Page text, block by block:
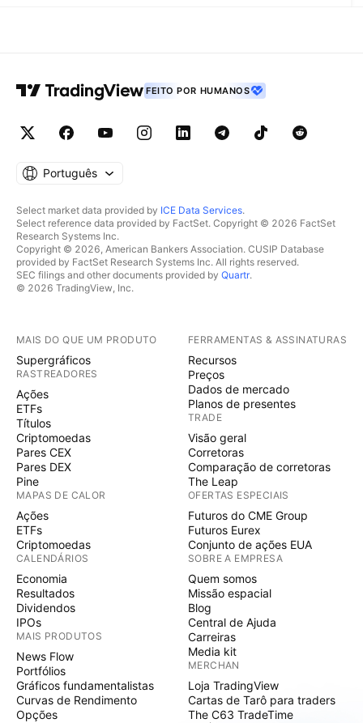
FEITO POR HUMANOS
Português
Select market data provided by ICE Data Services.
Select reference data provided by FactSet. Copyright © 2026 FactSet
Research Systems Inc.
Copyright © 2026, American Bankers Association. CUSIP Database
provided by FactSet Research Systems Inc. All rights reserved.
SEC filings and other documents provided by Quartr.
© 2026 TradingView, Inc.
MAIS DO QUE UM PRODUTO
Supergráficos
RASTREADORES
Ações
ETFs
Títulos
Criptomoedas
Pares CEX
Pares DEX
Pine
MAPAS DE CALOR
Ações
ETFs
Criptomoedas
CALENDÁRIOS
Economia
Resultados
Dividendos
IPOs
MAIS PRODUTOS
News Flow
Portfólios
Gráficos fundamentalistas
Curvas de Rendimento
Opções
FERRAMENTAS & ASSINATURAS
Recursos
Preços
Dados de mercado
Planos de presentes
TRADE
Visão geral
Corretoras
Comparação de corretoras
The Leap
OFERTAS ESPECIAIS
Futuros do CME Group
Futuros Eurex
Conjunto de ações EUA
SOBRE A EMPRESA
Quem somos
Missão espacial
Blog
Central de Ajuda
Carreiras
Media kit
MERCHAN
Loja TradingView
Cartas de Tarô para traders
The C63 TradeTime